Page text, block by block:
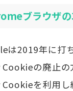
ブラウザ
は2019年に打
の廃止の
を利用し